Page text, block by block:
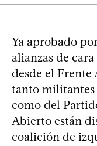
Ya aprobado
alianzas de
desde el Frente
tanto militantes
como del
Abierto están
coalición de